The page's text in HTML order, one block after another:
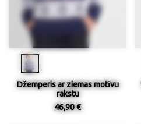
Džemperis ar ziemas motīvu
rakstu
46,90 €